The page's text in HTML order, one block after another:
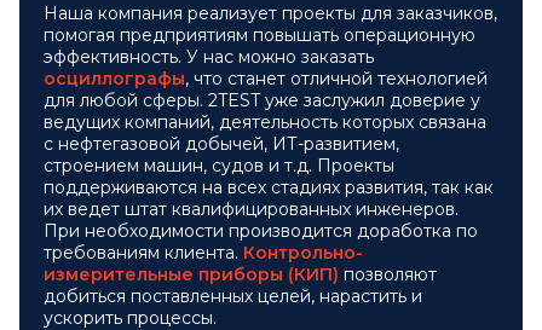
Наша компания реализует проекты для заказчиков,
помогая предприятиям повышать операционную
эффективность. У нас можно заказать
осциллографы, что станет отличной технологией
для любой сферы. 2TEST уже заслужил доверие у
ведущих компаний, деятельность которых связана
с нефтегазовой добычей, ИТ-развитием,
строением машин, судов и т.д. Проекты
поддерживаются на всех стадиях развития, так как
их ведет штат квалифицированных инженеров.
При необходимости производится доработка по
требованиям клиента. Контрольно-
измерительные приборы (КИП) позволяют
добиться поставленных целей, нарастить и
ускорить процессы.